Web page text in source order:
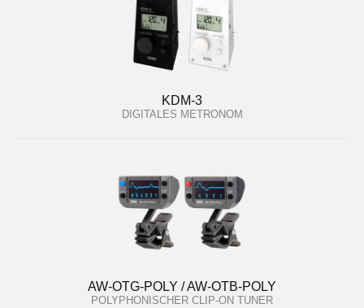
KDM-3
DIGITALES METRONOM
AW-OTG-POLY / AW-OTB-POLY
POLYPHONISCHER CLIP-ON TUNER